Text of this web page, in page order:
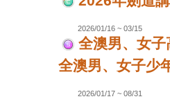
2026/01/16 ~ 03/15
全澳男、女
全澳男、女子少
2026/01/17 ~ 08/31